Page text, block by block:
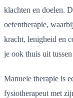
klachten en doelen.
oefentherapie,
kracht, lenigheid en
je ook thuis uit tussen
Manuele therapie is
fysiotherapeut met